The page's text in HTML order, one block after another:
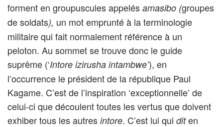
forment en groupuscules appelés amasibo (groupes
de soldats), un mot emprunté à la terminologie
militaire qui fait normalement référence à un
peloton. Au sommet se trouve donc le guide
suprême (‘Intore izirusha intambwe’), en
l’occurrence le président de la république Paul
Kagame. C’est de l’inspiration ‘exceptionnelle’ de
celui-ci que découlent toutes les vertus que doivent
exhiber tous les autres intore. C’est lui qui diten